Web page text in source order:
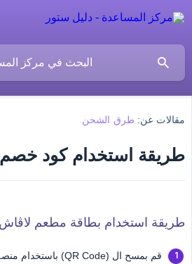
مقالات عن: طرق الشحن
طريقة استخدام كود
طريقة استخدام بطاقة مطعم